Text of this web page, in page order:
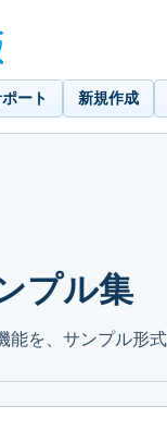
ート 新規作成
プル集
能を、サンプル形